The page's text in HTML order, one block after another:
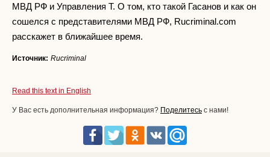
МВД РФ и Управления Т. О том, кто такой Гасанов и как он
сошелся с представителями МВД РФ, Rucriminal.com
расскажет в ближайшее время.
Источник: Rucriminal
Read this text in English
У Вас есть дополнительная информация? Поделитесь с нами!